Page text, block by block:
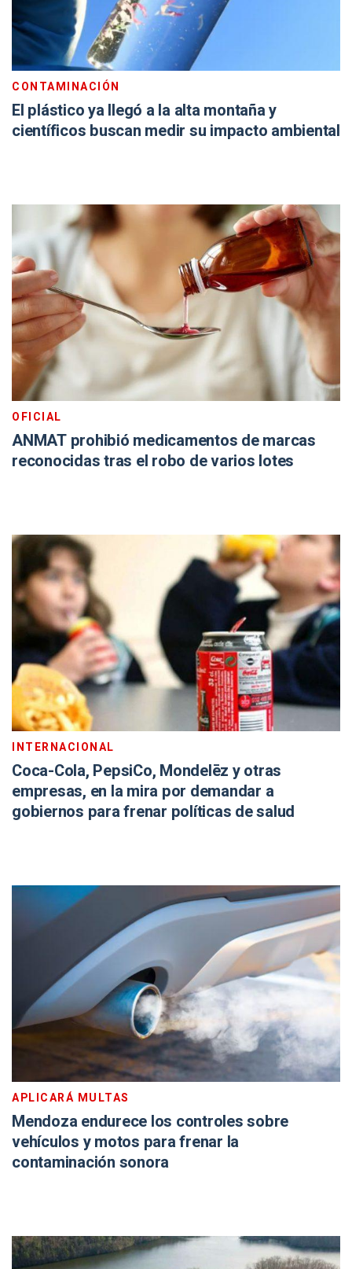
CONTAMINACIÓN
El plástico ya llegó a la alta montaña y
científicos buscan medir su impacto ambiental
OFICIAL
ANMAT prohibió medicamentos de marcas
reconocidas tras el robo de varios lotes
INTERNACIONAL
Coca-Cola, PepsiCo, Mondelēz y otras
empresas, en la mira por demandar a
gobiernos para frenar políticas de salud
APLICARÁ MULTAS
Mendoza endurece los controles sobre
vehículos y motos para frenar la
contaminación sonora